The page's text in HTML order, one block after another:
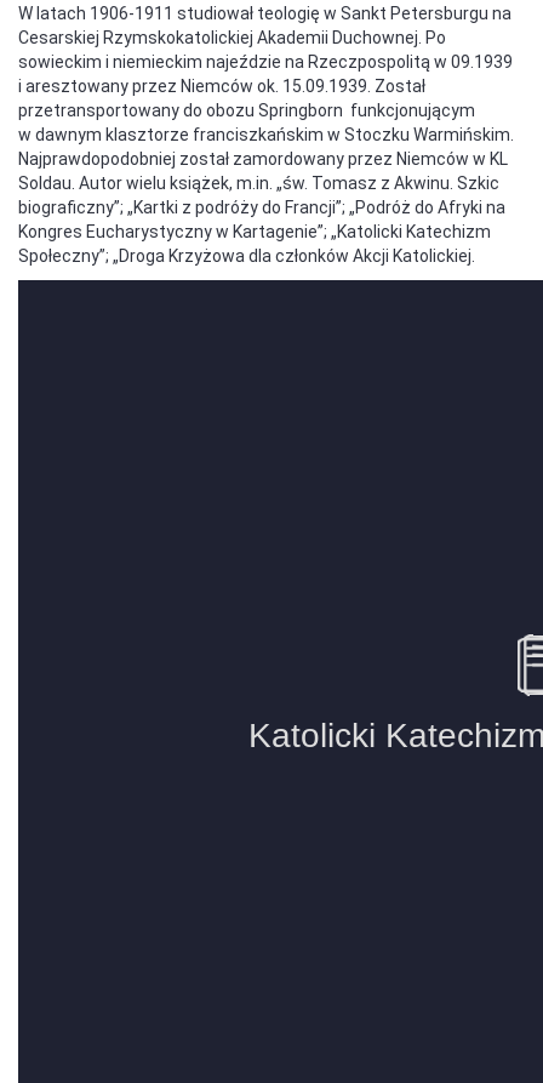
W latach 1906-1911 studiował teologię w Sankt Petersburgu na
Cesarskiej Rzymskokatolickiej Akademii Duchownej. Po
sowieckim i niemieckim najeździe na Rzeczpospolitą w 09.1939
i aresztowany przez Niemców ok. 15.09.1939. Został
przetransportowany do obozu Springborn funkcjonującym
w dawnym klasztorze franciszkańskim w Stoczku Warmińskim.
Najprawdopodobniej został zamordowany przez Niemców w KL
Soldau. Autor wielu książek, m.in. „św. Tomasz z Akwinu. Szkic
biograficzny”; „Kartki z podróży do Francji”; „Podróż do Afryki na
Kongres Eucharystyczny w Kartagenie”; „Katolicki Katechizm
Społeczny”; „Droga Krzyżowa dla członków Akcji Katolickiej.